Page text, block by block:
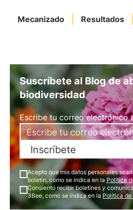
Mecanizado Resultados
Suscríbete al Blog de
biodiversidad
Escribe tu correo electrónico
Inscríbete
Acepto que mis datos personales
boletín, como se indica en la Política
Consiento recibir boletines y
3Bee, como se indica en la Política